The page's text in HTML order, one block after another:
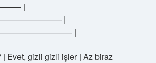
|
|
|
| Evet, gizli gizli işler | Az biraz